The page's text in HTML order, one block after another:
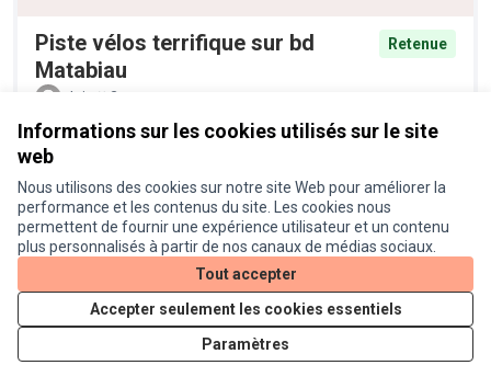
Informations sur les cookies utilisés sur le site
web
Nous utilisons des cookies sur notre site Web pour améliorer la
performance et les contenus du site. Les cookies nous
permettent de fournir une expérience utilisateur et un contenu
plus personnalisés à partir de nos canaux de médias sociaux.
Tout accepter
Accepter seulement les cookies essentiels
Paramètres
Piste vélos terrifique sur bd
Matabiau
Retenue
alain 2
Plantation d'arbres et
diversification de la palette